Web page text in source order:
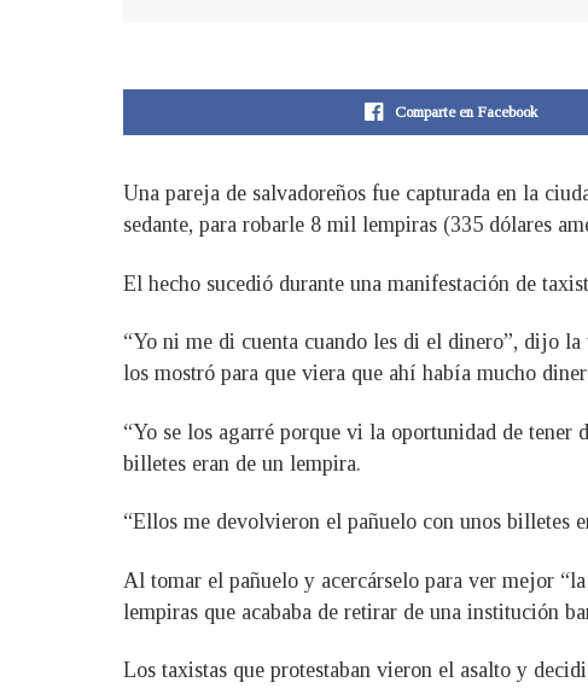
Comparte en Facebook
Una pareja de salvadoreños fue capturada en la
sedante, para robarle 8 mil lempiras (335 dólares
El hecho sucedió durante una manifestación de
“Yo ni me di cuenta cuando les di el dinero”, dijo
los mostró para que viera que ahí había mucho
“Yo se los agarré porque vi la oportunidad de
billetes eran de un lempira.
“Ellos me devolvieron el pañuelo con unos billetes
Al tomar el pañuelo y acercárselo para ver mejor
lempiras que acababa de retirar de una institución
Los taxistas que protestaban vieron el asalto y